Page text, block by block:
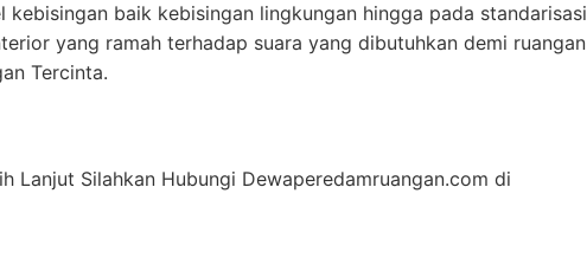
kebisingan baik kebisingan lingkungan hingga pada standarisasi
yang ramah terhadap suara yang dibutuhkan demi ruangan
Tercinta.
Lanjut Silahkan Hubungi Dewaperedamruangan.com di